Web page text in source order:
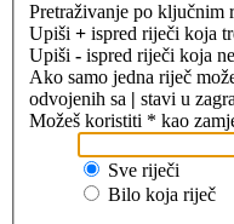
Pretraživanje po ključnim
Upiši + ispred riječi koja
Upiši - ispred riječi koja
Ako samo jedna riječ
odvojenih sa | stavi u
Možeš koristiti * kao
Sve riječi
Bilo koja riječ